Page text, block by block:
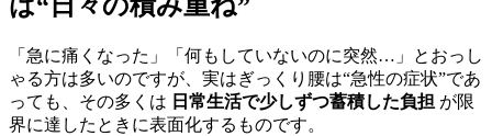
は“日々の積み重ね”
「急に痛くなった」「何もしていないのに突然…」とおっし
ゃる方は多いのですが、実はぎっくり腰は“急性の症状”であ
っても、その多くは 日常生活で少しずつ蓄積した負担 が限
界に達したときに表面化するものです。